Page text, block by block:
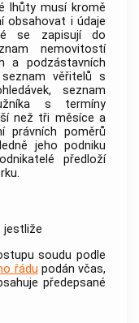
lhůty musí kromě
obsahovat i údaje
se zapisují do
nemovitostí
a podzástavních
věřitelů s
seznam
s termíny
než tři měsíce a
právních poměrů
jeho podniku
předloží
jestliže
soudu podle
řádu podán včas,
předepsané